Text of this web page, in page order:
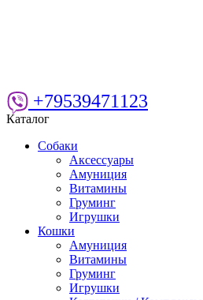
+79539471123
Каталог
Собаки
Аксессуары
Амуниция
Витамины
Груминг
Игрушки
Кошки
Амуниция
Витамины
Груминг
Игрушки